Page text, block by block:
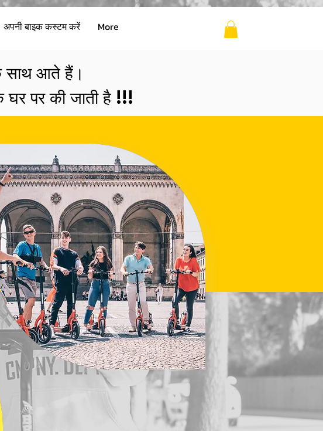
अपनी बाइक कस्टम करें More
साथ आते हैं।
घर पर की जाती है !!!